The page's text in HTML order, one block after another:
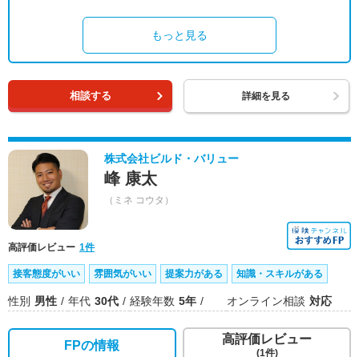
もっと見る
相談する 詳細を見る
株式会社ビルド・バリュー
峰 康太
（ミネ コウタ）
高評価レビュー 1件
接客態度がいい 雰囲気がいい 提案力がある 知識・スキルがある
性別 男性 年代 30代 経験年数 5年 オンライン相談 対応
FPの情報 高評価レビュー
(1件)